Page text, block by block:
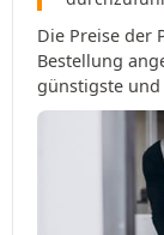
Die Preise der
Bestellung
günstigste